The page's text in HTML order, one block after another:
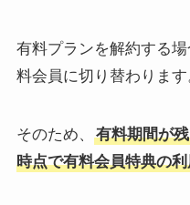
有料プランを解約する
料会員に切り替わります
そのため、
有料期間が
時点で有料会員特典の